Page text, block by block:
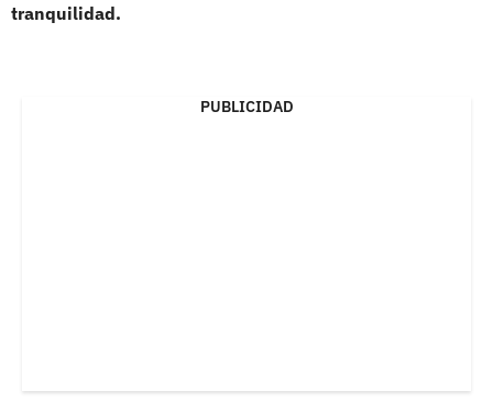
tranquilidad.
PUBLICIDAD